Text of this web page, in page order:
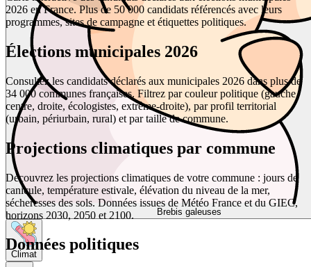
Brebis galeuses
Climat
2026 en France. Plus de 50 000 candidats référencés avec leurs
programmes, sites de campagne et étiquettes politiques.
Élections municipales 2026
Consultez les candidats déclarés aux municipales 2026 dans plus de
34 000 communes françaises. Filtrez par couleur politique (gauche,
centre, droite, écologistes, extrême-droite), par profil territorial
(urbain, périurbain, rural) et par taille de commune.
Projections climatiques par commune
Découvrez les projections climatiques de votre commune : jours de
canicule, température estivale, élévation du niveau de la mer,
sécheresses des sols. Données issues de Météo France et du GIEC,
horizons 2030, 2050 et 2100.
Données politiques